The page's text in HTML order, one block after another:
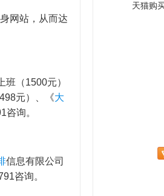
网站，从而达
（1500元）
元）、《大
询。
信息有限公司
咨询。
天猫购